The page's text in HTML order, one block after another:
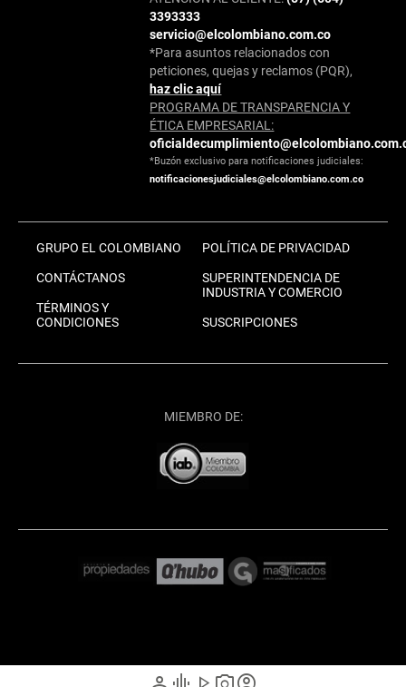
3393333
servicio@elcolombiano.com.co
*Para asuntos relacionados con
peticiones, quejas y reclamos (PQR),
haz clic aquí
PROGRAMA DE TRANSPARENCIA Y
ÉTICA EMPRESARIAL:
*Buzón exclusivo para notificaciones judiciales:
notificacionesjudiciales@elcolombiano.com.co
GRUPO EL COLOMBIANO
CONTÁCTANOS
TÉRMINOS Y
CONDICIONES
POLÍTICA DE PRIVACIDAD
SUPERINTENDENCIA DE
INDUSTRIA Y COMERCIO
SUSCRIPCIONES
MIEMBRO DE: